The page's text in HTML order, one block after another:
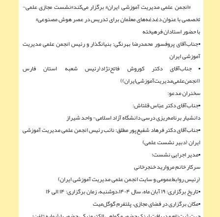
#انجمن علمی مدیریت آموزشی ایران# برگزار می‌کند#نشست مجازی علمی-
تخصصی با عنوان دغدغه‌های معلّمان برای تدریس در عصر هوش مصنوعی#
با حضور استادان فرهیخته
▪︎جناب‌آقای پروفسور محمدرضا بهرنگی: بنیانگذار و رئیس انجمن علمی مدیریت
آموزشی ایران
▪︎جناب‌آقای دکتر کوروش فاتح‌نژاد(رئیس شعبه استان فارس
(انجمن‌علمی‌مدیریت‌آموزشی‌ایران))
سخنران مدعو:
▪︎جناب‌آقای دکتر عبّاس قلتاش:
دانشیار برنامه‌ریزی درسی دانشگاه آزاد اسلامی- واحد شیراز
▪︎جناب‌آقای دکتر فرهاد شفيع‌پور مطلق: نائب رئیس انجمن علمی مدیریت آموزشی
ایران (دبیر نشست علمی)
▪︎مدیر اجرایی نشست؛
سرکار خانم مروارید خنجرخانی
(رئیس روابط‌عمومی و سایت انجمن علمی مدیریت آموزشی ایران)
▪︎تاریخ برگزاری: ۱۹ آبان ماه، سال ۱۴۰۴،دوشنبه، زمان برگزاری: ۱۴ الی ۱۶
▪︎مکان برگزاری در فضای مجازی، پلتفرم گوگل‌میت